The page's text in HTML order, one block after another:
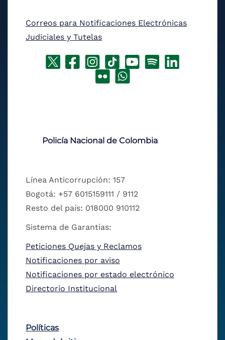
Correos para Notificaciones Electrónicas
Judiciales y Tutelas
Policía Nacional de Colombia
Línea Anticorrupción: 157
Bogotá: +57 6015159111 / 9112
Resto del país: 018000 910112
Sistema de Garantías:
Peticiones Quejas y Reclamos
Notificaciones por aviso
Notificaciones por estado electrónico
Directorio Institucional
Políticas